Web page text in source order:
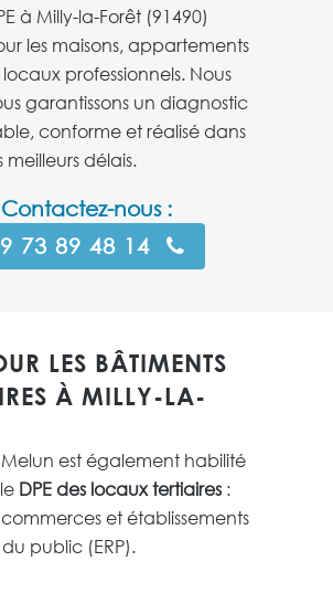
à Milly-la-Forêt (91490)
les maisons, appartements
professionnels. Nous
garantissons un diagnostic
conforme et réalisé dans
meilleurs délais.
Contactez-nous :
73 89 48 14
LES BÂTIMENTS
À MILLY-LA-
est également habilité
DPE des locaux tertiaires :
et établissements
public (ERP).